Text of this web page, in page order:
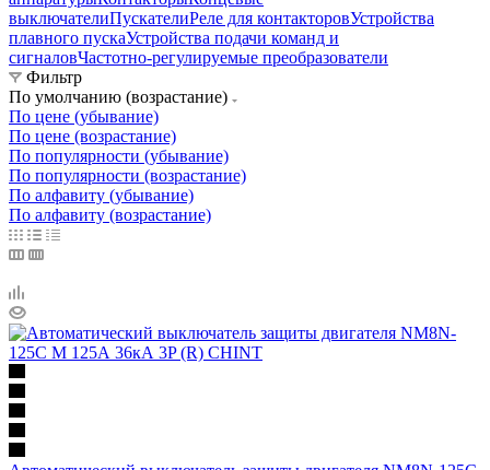
выключателиПускателиРеле для контакторовУстройства
плавного пускаУстройства подачи команд и
сигналовЧастотно-регулируемые преобразователи
Фильтр
По умолчанию (возрастание)
По цене (убывание)
По цене (возрастание)
По популярности (убывание)
По популярности (возрастание)
По алфавиту (убывание)
По алфавиту (возрастание)